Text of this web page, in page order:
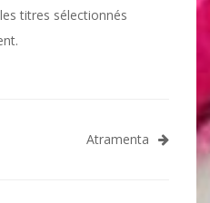
titres sélectionnés
Atramenta